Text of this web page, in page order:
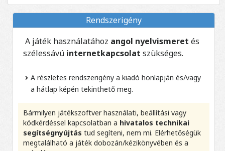
Rendszerigény
A játék használatához angol nyelvismeret és
szélessávú internetkapcsolat szükséges.
A részletes rendszerigény a kiadó honlapján és/vagy
a hátlap képén tekinthető meg.
Bármilyen játékszoftver használati, beállítási vagy
kódkérdéssel kapcsolatban a hivatalos technikai
segítségnyújtás tud segíteni, nem mi. Elérhetőségük
megtalálható a játék dobozán/kézikönyvében és a